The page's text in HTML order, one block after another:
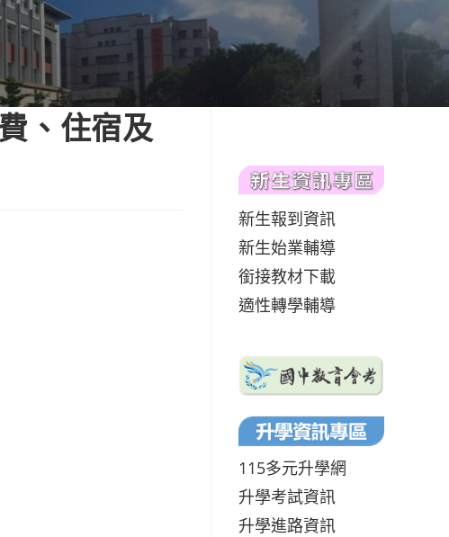
、住宿及
新生報到資訊
新生始業輔導
銜接教材下載
適性轉學輔導
115多元升學網
升學考試資訊
升學進路資訊